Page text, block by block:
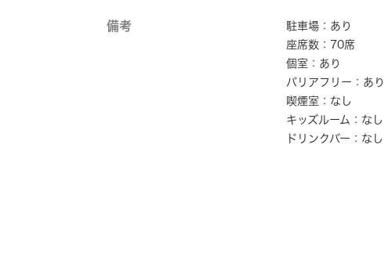
備考
駐車場：あり
座席数：70席
個室：あり
バリアフリー：あり
喫煙室：なし
キッズルーム：なし
ドリンクバー：なし